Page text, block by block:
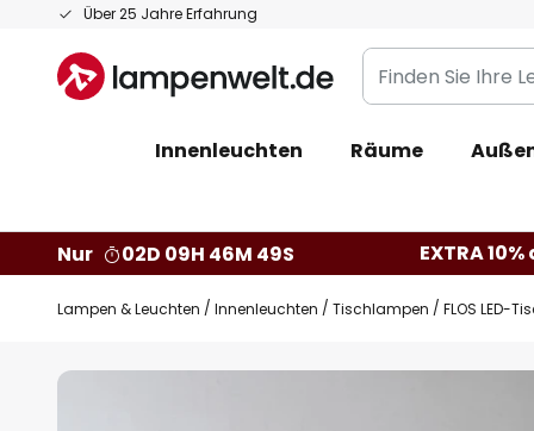
Über 25 Jahre Erfahrung
Zum
springen
Finden
Sie
Leuchte...
Innenleuchten Räume
Nur
02D 09H 46M 48S EXTRA
Lampen & Leuchten Innenleuchten Tischlampen FLOS LED-
Zum